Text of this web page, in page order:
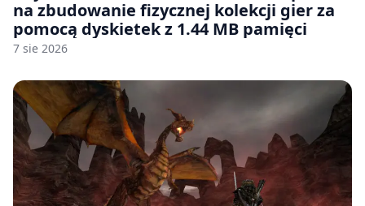
na zbudowanie fizycznej kolekcji gier za
pomocą dyskietek z 1.44 MB pamięci
7 sie 2026